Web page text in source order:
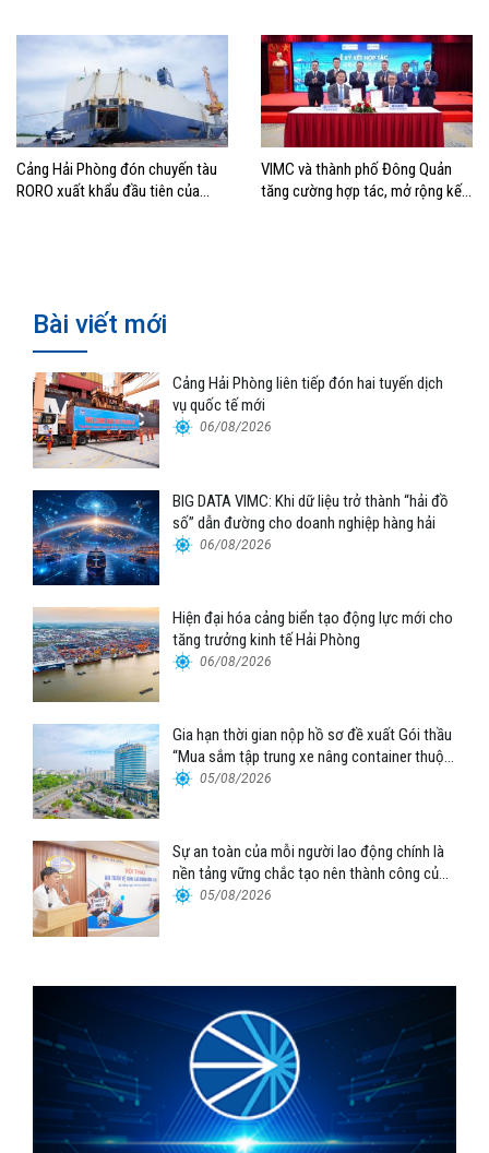
Cảng Hải Phòng đón chuyến tàu
RORO xuất khẩu đầu tiên của
VIMC và thành phố Đông Quản
tăng cường hợp tác, mở rộng kết
Bài viết mới
Cảng Hải Phòng liên tiếp đón hai tuyến dịch
vụ quốc tế mới
06/08/2026
BIG DATA VIMC: Khi dữ liệu trở thành “hải đồ
số” dẫn đường cho doanh nghiệp hàng hải
06/08/2026
Hiện đại hóa cảng biển tạo động lực mới cho
tăng trưởng kinh tế Hải Phòng
06/08/2026
Gia hạn thời gian nộp hồ sơ đề xuất Gói thầu
“Mua sắm tập trung xe nâng container thuộc
Tổng công ty Hàng hải Việt Nam – CTCP”
05/08/2026
Sự an toàn của mỗi người lao động chính là
nền tảng vững chắc tạo nên thành công của
Cảng Đà Nẵng
05/08/2026